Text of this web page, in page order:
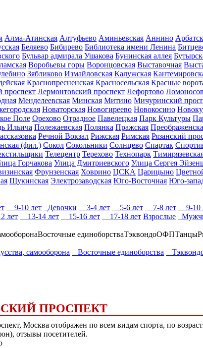
Алма-Атинская Алтуфьево Аминьевская Аннино
Беляево Бибирево Библиотека имени Ленина
Бульвар адмирала Ушакова Бунинская аллея
Воробьевы горы Воронцовская Выставочная
Зябликово Измайловская Калужская
Краснопресненская Красносельская Красные
проспект Лермонтовский проспект Лефортово
Менделеевская Минская Митино Мичуринский
Новаторская Новогиреево Новокосино
Поле Орехово Отрадное Павелецкая Парк Культуры
Ильича Полежаевская Полянка Пражская
Речной Вокзал Рижская Римская Рязанский
(фил.) Сокол Сокольники Солнцево Спартак
Телецентр Терехово Технопарк
Горчакова Улица Дмитриевского Улица Сергея
Фрунзенская Ховрино ЦСКА Царицыно
Щукинская Электрозаводская Юго-Восточная Юго-
9-10 лет Девочки 3-4 лет 5-6 лет 7-8 лет 9-10
лет 13-14 лет 15-16 лет 17-18 лет Взрослые
Восточные единоборстваТэквондоОФПТанцы
самооборона Восточные единоборства
ПРОСПЕКТ
Москва отображен по всем видам спорта, по
отзывы посетителей.